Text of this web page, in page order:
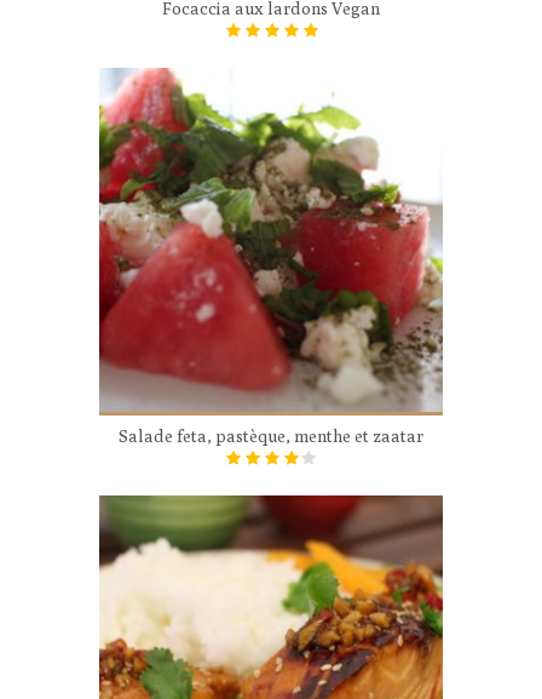
Focaccia aux lardons Vegan
Salade feta, pastèque, menthe et zaatar